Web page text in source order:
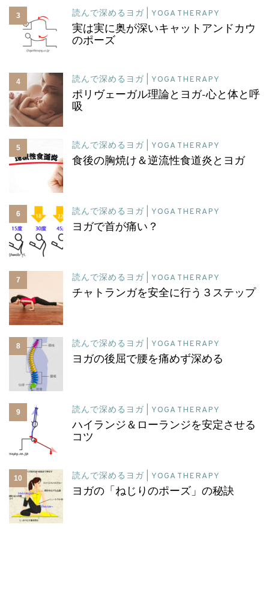
3 読んで深めるヨガ | YOGA THERAPY
実は実に奥が深いキャットアンドカウ
のポーズ
4 読んで深めるヨガ | YOGA THERAPY
ポリヴェーガル理論とヨガ-心と体と呼
吸
5 読んで深めるヨガ | YOGA THERAPY
食後の胸焼け＆逆流性食道炎とヨガ
6 読んで深めるヨガ | YOGA THERAPY
ヨガで首が痛い？
7 読んで深めるヨガ | YOGA THERAPY
チャトランガを安全に行う３ステップ
8 読んで深めるヨガ | YOGA THERAPY
ヨガの後屈で腰を痛めず深める
9 読んで深めるヨガ | YOGA THERAPY
ハイランジ＆ローランジを安定させる
コツ
10 読んで深めるヨガ | YOGA THERAPY
ヨガの「ねじりのポーズ」の秘訣